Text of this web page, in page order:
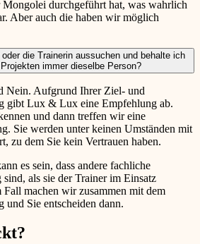
durchgeführt hat, was wahrlich
Aber auch die haben wir möglich
die Trainerin aussuchen und behalte ich
immer dieselbe Person?
Nein. Aufgrund Ihrer Ziel- und
gibt Lux & Lux eine Empfehlung ab.
und dann treffen wir eine
Sie werden unter keinen Umständen mit
zu dem Sie kein Vertrauen haben.
es sein, dass andere fachliche
als sie der Trainer im Einsatz
machen wir zusammen mit dem
und Sie entscheiden dann.